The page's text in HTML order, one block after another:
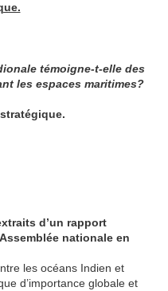
témoigne-t-elle des
les espaces maritimes?
d’un rapport
nationale en
les océans Indien et
d’importance globale et